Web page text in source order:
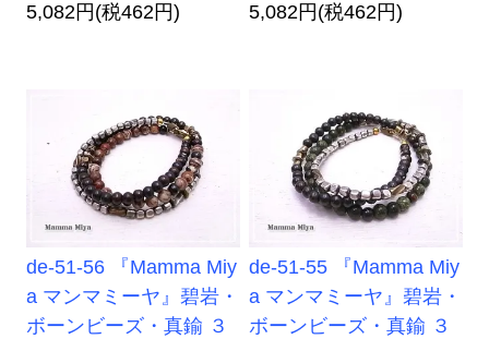
5,082円(税462円)
5,082円(税462円)
de-51-56 『Mamma Miy
a マンマミーヤ』碧岩・
ボーンビーズ・真鍮 ３
de-51-55 『Mamma Miy
a マンマミーヤ』碧岩・
ボーンビーズ・真鍮 ３